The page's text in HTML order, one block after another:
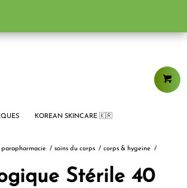
KOREAN SKINCARE 🇰🇷
parapharmacie / soins du corps / corps & hygeine /
Stérile 40